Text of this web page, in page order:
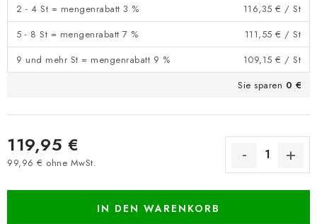
2 - 4 St = mengenrabatt 3 %
116,35 € / St
5 - 8 St = mengenrabatt 7 %
111,55 € / St
9 und mehr St = mengenrabatt 9 %
109,15 € / St
Sie sparen 0 €
119,95 €
99,96 € ohne MwSt.
IN DEN WARENKORB